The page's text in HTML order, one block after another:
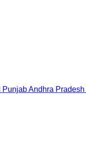
PunjabAndhra Pradesh